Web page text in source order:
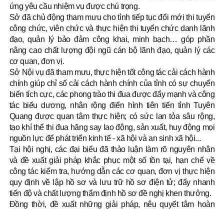
ứng yêu cầu nhiệm vụ được chú trọng.
Sở đã chủ động tham mưu cho tỉnh tiếp tục đổi mới thi tuyển
công chức, viên chức và thực hiện thi tuyển chức danh lãnh
đạo, quản lý bảo đảm công khai, minh bạch… góp phần
nâng cao chất lượng đội ngũ cán bộ lãnh đạo, quản lý các
cơ quan, đơn vị.
Sở Nội vụ đã tham mưu, thực hiện tốt công tác cải cách hành
chính giúp chỉ số cải cách hành chính của tỉnh có sự chuyển
biến tích cực, các phong trào thi đua được đẩy mạnh và công
tác biểu dương, nhân rộng điển hình tiên tiến tỉnh Tuyên
Quang được quan tâm thực hiện; có sức lan tỏa sâu rộng,
tạo khí thế thi đua hăng say lao động, sản xuất, huy động mọi
nguồn lực để phát triển kinh tế - xã hội và an sinh xã hội...
Tại hội nghị, các đại biểu đã thảo luận làm rõ nguyên nhân
và đề xuất giải pháp khắc phục một số tồn tại, hạn chế về
công tác kiểm tra, hướng dẫn các cơ quan, đơn vị thực hiện
quy định về lập hồ sơ và lưu trữ hồ sơ điện tử; đẩy nhanh
tiến độ và chất lượng thẩm định hồ sơ đề nghị khen thưởng.
Đồng thời, đề xuất những giải pháp, nêu quyết tâm hoàn